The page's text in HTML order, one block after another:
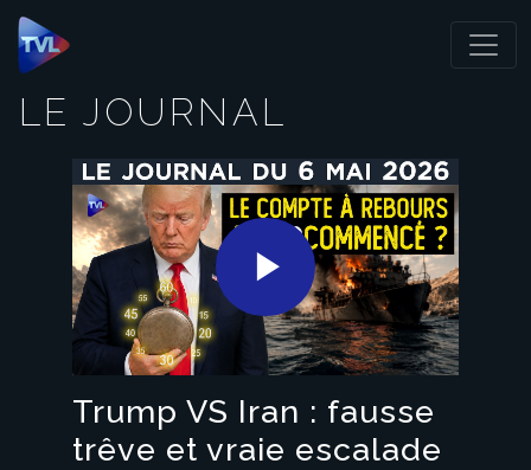
Panneau de gestion des cookies
LE JOURNAL
Play
Video
Trump VS Iran : fausse
trêve et vraie escalade